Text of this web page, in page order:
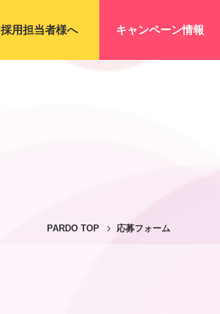
採用担当者様へ キャンペーン情報
PARDO TOP 応募フォーム